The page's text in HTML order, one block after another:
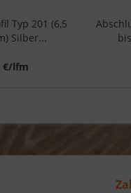
Typ 201 (6,5
Silber...
€/lfm